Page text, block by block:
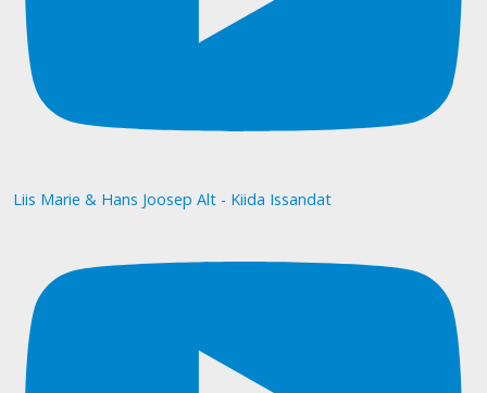
Liis Marie & Hans Joosep Alt - Kiida Issandat